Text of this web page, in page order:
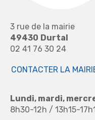
3 rue de la mairie
49430 Durtal
02 41 76 30 24
CONTACTER LA
Lundi, mardi,
8h30-12h / 13h15-